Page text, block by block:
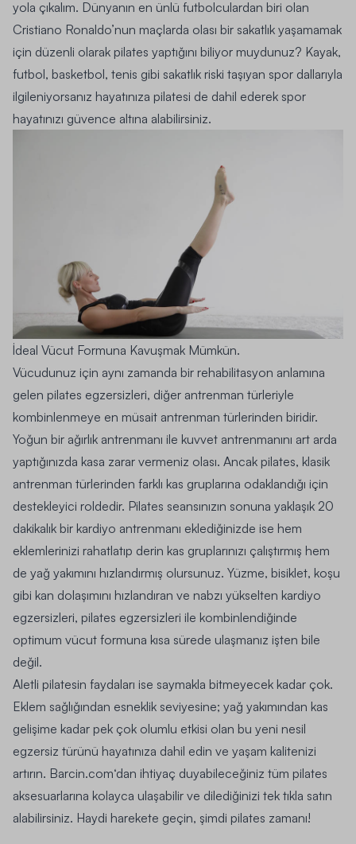
yola çıkalım. Dünyanın en ünlü futbolculardan biri olan
Cristiano Ronaldo’nun maçlarda olası bir sakatlık yaşamamak
için düzenli olarak pilates yaptığını biliyor muydunuz? Kayak,
futbol, basketbol, tenis gibi sakatlık riski taşıyan spor dallarıyla
ilgileniyorsanız hayatınıza pilatesi de dahil ederek spor
hayatınızı güvence altına alabilirsiniz.
İdeal Vücut Formuna Kavuşmak Mümkün.
Vücudunuz için aynı zamanda bir rehabilitasyon anlamına
gelen pilates egzersizleri, diğer antrenman türleriyle
kombinlenmeye en müsait antrenman türlerinden biridir.
Yoğun bir ağırlık antrenmanı ile kuvvet antrenmanını art arda
yaptığınızda kasa zarar vermeniz olası. Ancak pilates, klasik
antrenman türlerinden farklı kas gruplarına odaklandığı için
destekleyici roldedir. Pilates seansınızın sonuna yaklaşık 20
dakikalık bir kardiyo antrenmanı eklediğinizde ise hem
eklemlerinizi rahatlatıp derin kas gruplarınızı çalıştırmış hem
de yağ yakımını hızlandırmış olursunuz. Yüzme, bisiklet, koşu
gibi kan dolaşımını hızlandıran ve nabzı yükselten kardiyo
egzersizleri, pilates egzersizleri ile kombinlendiğinde
optimum vücut formuna kısa sürede ulaşmanız işten bile
değil.
Aletli pilatesin faydaları ise saymakla bitmeyecek kadar çok.
Eklem sağlığından esneklik seviyesine; yağ yakımından kas
gelişime kadar pek çok olumlu etkisi olan bu yeni nesil
egzersiz türünü hayatınıza dahil edin ve yaşam kalitenizi
artırın. Barcin.com‘dan ihtiyaç duyabileceğiniz tüm pilates
aksesuarlarına kolayca ulaşabilir ve dilediğinizi tek tıkla satın
alabilirsiniz. Haydi harekete geçin, şimdi pilates zamanı!